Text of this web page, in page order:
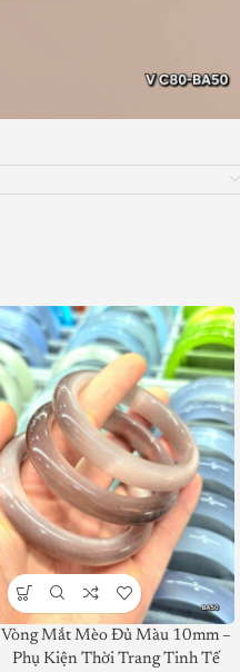
Vòng Mắt Mèo Đủ Màu 10mm –
Phụ Kiện Thời Trang Tinh Tế